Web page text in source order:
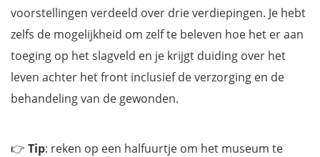
voorstellingen verdeeld over drie verdiepingen. Je hebt
zelfs de mogelijkheid om zelf te beleven hoe het er aan
toeging op het slagveld en je krijgt duiding over het
leven achter het front inclusief de verzorging en de
behandeling van de gewonden.
👉 Tip: reken op een halfuurtje om het museum te